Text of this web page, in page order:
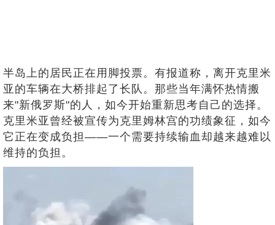
半岛上的居民正在用脚投票。有报道称，离开克里米
亚的车辆在大桥排起了长队。那些当年满怀热情搬
来"新俄罗斯"的人，如今开始重新思考自己的选择。
克里米亚曾经被宣传为克里姆林宫的功绩象征，如今
它正在变成负担——一个需要持续输血却越来越难以
维持的负担。